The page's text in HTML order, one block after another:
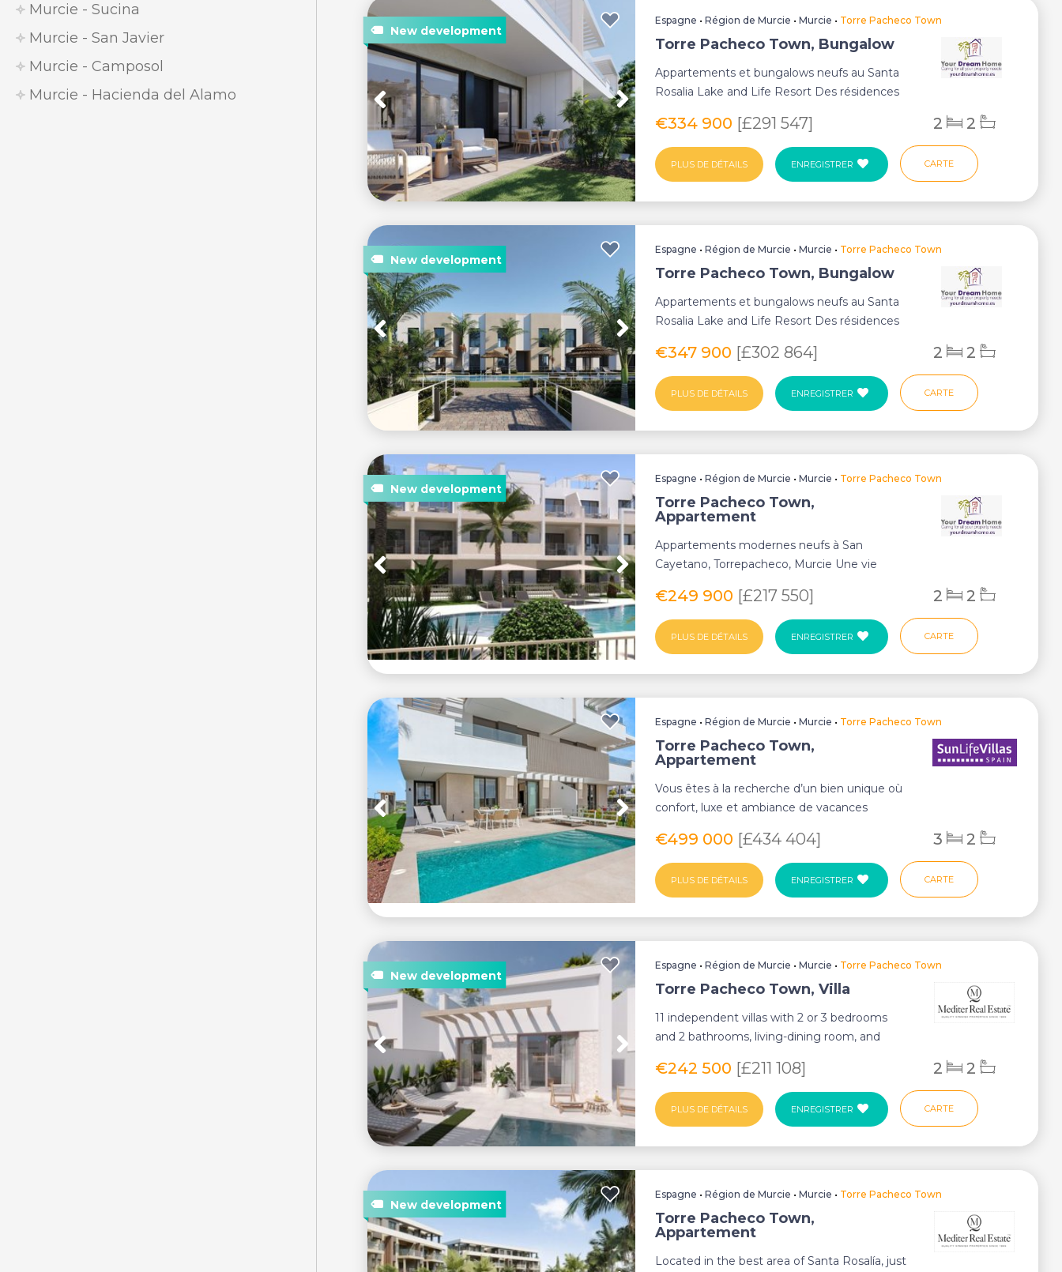
Murcie - Sucina
Murcie - San Javier
Murcie - Camposol
Murcie - Hacienda del Alamo
Espagne •Région de Murcie •Murcie • Torre Pacheco Town
Torre Pacheco Town, Bungalow
Appartements et bungalows neufs au Santa
Rosalia Lake and Life Resort Des résidences
€334 900 [£291 547] 2 2
PLUS DE DÉTAILS ENREGISTRER CARTE
Espagne •Région de Murcie •Murcie • Torre Pacheco Town
Torre Pacheco Town, Bungalow
Appartements et bungalows neufs au Santa
Rosalia Lake and Life Resort Des résidences
€347 900 [£302 864] 2 2
PLUS DE DÉTAILS ENREGISTRER CARTE
Espagne •Région de Murcie •Murcie • Torre Pacheco Town
Torre Pacheco Town,
Appartement
Appartements modernes neufs à San
Cayetano, Torrepacheco, Murcie Une vie
€249 900 [£217 550] 2 2
PLUS DE DÉTAILS ENREGISTRER CARTE
Espagne •Région de Murcie •Murcie • Torre Pacheco Town
Torre Pacheco Town,
Appartement
Vous êtes à la recherche d’un bien unique où
confort, luxe et ambiance de vacances
€499 000 [£434 404] 3 2
PLUS DE DÉTAILS ENREGISTRER CARTE
Espagne •Région de Murcie •Murcie • Torre Pacheco Town
Torre Pacheco Town, Villa
11 independent villas with 2 or 3 bedrooms
and 2 bathrooms, living-dining room, and
€242 500 [£211 108] 2 2
PLUS DE DÉTAILS ENREGISTRER CARTE
Espagne •Région de Murcie •Murcie • Torre Pacheco Town
Torre Pacheco Town,
Appartement
Located in the best area of Santa Rosalía, just